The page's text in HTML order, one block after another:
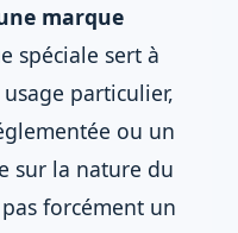
marque
spéciale sert à
particulier,
ou un
sur la nature du
forcément un